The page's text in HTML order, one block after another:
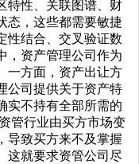
特性、关联图谱、财
态，这些都需要敏捷
性结合、交叉验证数
，资产管理公司作为
一方面，资产出让方
公司提供关于资产特
实不持有全部所需的
管行业由买方市场变
导致买方来不及掌握
这就要求资管公司尽